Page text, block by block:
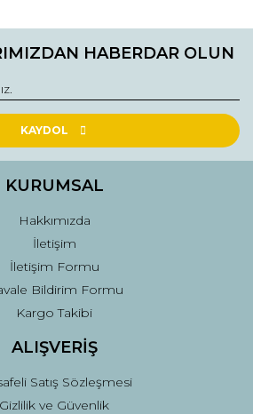
noktaları öneri formunu
teşekkür ederiz.
bozuk veya görüntülenemiyor.
eksik bilgiler bulunuyor.
daha pahalı.
Gönder
HABERDAR OLUN
KAYDOL
KURUMSAL
Hakkımızda
İletişim
İletişim Formu
Bildirim Formu
Kargo Takibi
ALIŞVERİŞ
Satış Sözleşmesi
Gizlilik ve Güvenlik